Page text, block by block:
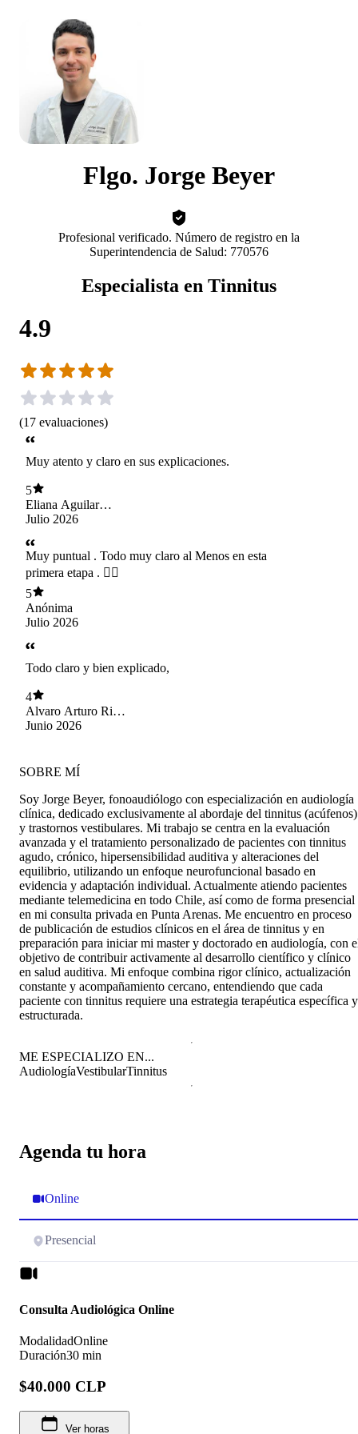
Flgo. Jorge Beyer
Profesional verificado. Número de registro en la
Superintendencia de Salud: 770576
Especialista en Tinnitus
4.9
(17 evaluaciones)
Muy atento y claro en sus explicaciones.
5
Eliana Aguilar
Miranda
Julio 2026
Muy puntual . Todo muy claro al Menos en esta
primera etapa . 👍🏻
5
Anónima
Julio 2026
Todo claro y bien explicado,
4
Alvaro Arturo Riva
Farias
Junio 2026
Agenda tu hora
Online
Presencial
Consulta Audiológica Online
ModalidadOnline
Duración30 min
$40.000 CLP
Ver horas
SOBRE MÍ
Soy Jorge Beyer, fonoaudiólogo con especialización en audiología
clínica, dedicado exclusivamente al abordaje del tinnitus (acúfenos)
y trastornos vestibulares. Mi trabajo se centra en la evaluación
avanzada y el tratamiento personalizado de pacientes con tinnitus
agudo, crónico, hipersensibilidad auditiva y alteraciones del
equilibrio, utilizando un enfoque neurofuncional basado en
evidencia y adaptación individual. Actualmente atiendo pacientes
mediante telemedicina en todo Chile, así como de forma presencial
en mi consulta privada en Punta Arenas. Me encuentro en proceso
de publicación de estudios clínicos en el área de tinnitus y en
preparación para iniciar mi master y doctorado en audiología, con
objetivo de contribuir activamente al desarrollo científico y clínico
en salud auditiva. Mi enfoque combina rigor clínico, actualización
constante y acompañamiento cercano, entendiendo que cada
paciente con tinnitus requiere una estrategia terapéutica específica y
estructurada.
ME ESPECIALIZO EN...
AudiologíaVestibularTinnitus